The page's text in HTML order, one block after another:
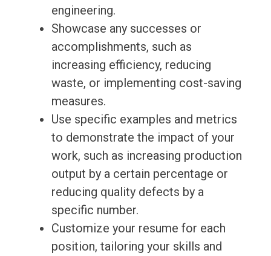
engineering.
Showcase any successes or
accomplishments, such as
increasing efficiency, reducing
waste, or implementing cost-saving
measures.
Use specific examples and metrics
to demonstrate the impact of your
work, such as increasing production
output by a certain percentage or
reducing quality defects by a
specific number.
Customize your resume for each
position, tailoring your skills and